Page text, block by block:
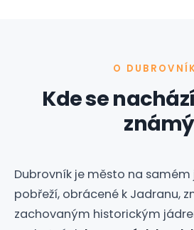
O
Kde se
známý
Dubrovník je město na
pobřeží, obrácené k Jadranu,
zachovaným historickým